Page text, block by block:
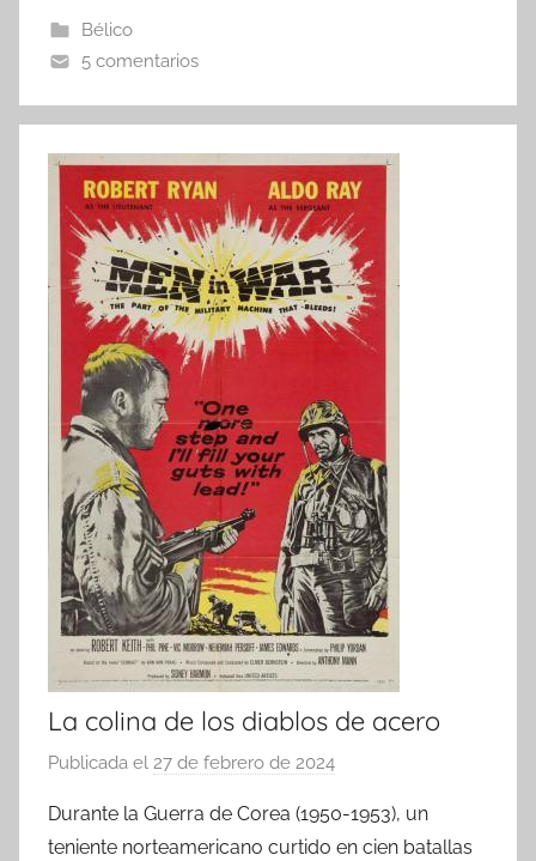
Bélico
5 comentarios
La colina de los diablos de acero
Publicada el 27 de febrero de 2024
r
Durante la Guerra de Corea (1950-1953), un
teniente norteamericano curtido en cien batallas